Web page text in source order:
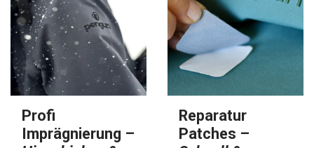
Profi
Imprägnierung –
Reparatur
Patches –